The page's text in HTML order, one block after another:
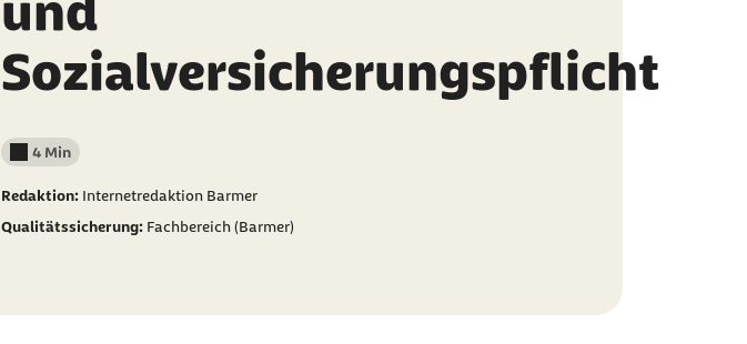
Sozialversicherungspflicht
Lesedauer weniger als
4 Min
Redaktion: Internetredaktion Barmer
Qualitätssicherung: Fachbereich (Barmer)